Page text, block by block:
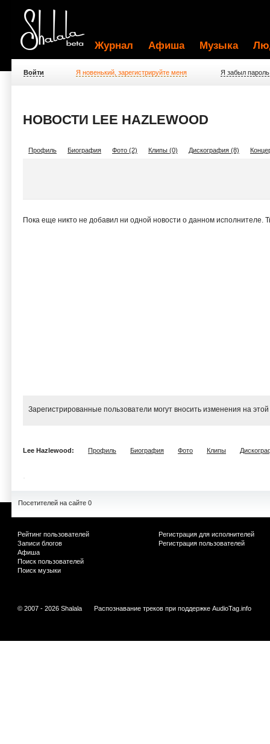
Журнал Афиша Музыка
Войти Я новенький, зарегистрируйте меня Я забыл пароль
НОВОСТИ LEE HAZLEWOOD
Профиль Биография Фото (2) Клипы (0) Дискография (8)
Пока еще никто не добавил ни одной новости о данном
Зарегистрированные пользователи могут вносить изменения на
Lee Hazlewood: Профиль Биография Фото Клипы
Посетителей на сайте 0
Рейтинг пользователей
Записи блогов
Афиша
Поиск пользователей
Поиск музыки
Регистрация для исполнителей
Регистрация пользователей
© 2007 - 2026 Shalala Распознавание треков при поддержке AudioTag.info